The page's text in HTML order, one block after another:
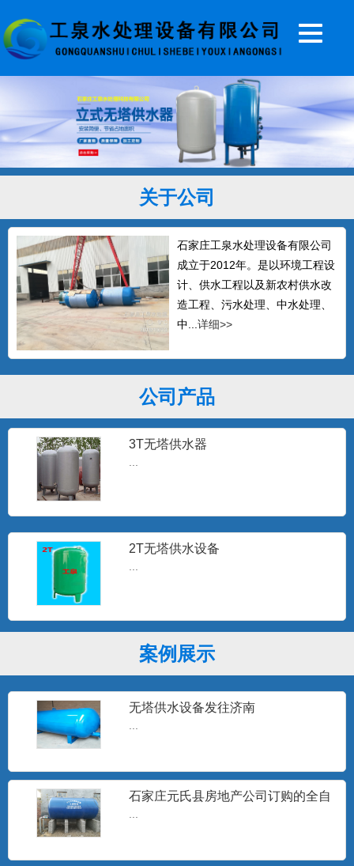
关于公司
石家庄工泉水处理设备有限公司
成立于2012年。是以环境工程设
计、供水工程以及新农村供水改
造工程、污水处理、中水处理、
中...详细>>
公司产品
20T无塔供水器
...
5T无塔供水设备
全自动无塔供水设备
石家庄工泉公司生产的无塔供水设备，全
3T无塔供水器
2T无塔供水设备
板式换热机组
山东无塔供水设备，沧州无塔供水设备,邢
台市无塔供水器,宁晋县...
案例展示
无塔供水设备发往济南
...
石家庄元氏县房地产公司订购的全自
...